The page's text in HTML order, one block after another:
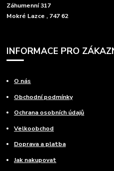
Záhumenní 317
Mokré Lazce , 747 62
INFORMACE PRO
O nás
Obchodní podmínky
Ochrana osobních údajů
Velkoobchod
Doprava a platba
Jak nakupovat